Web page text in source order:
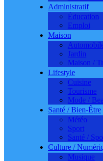
Administratif
Éducation
Emploi
Maison
Jardin
Maison /
Lifestyle
Cuisine
Tourisme
Mode /
Santé / Bien-Être
Météo
Sport
Santé /
Culture /
Musique